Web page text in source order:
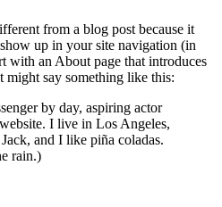
from a blog post because it
up in your site navigation (in
with an About page that introduces
might say something like this:
by day, aspiring actor
I live in Los Angeles,
and I like piña coladas.
rain.)